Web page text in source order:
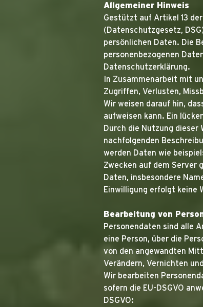
Allgemeiner Hinweis
Gestützt auf Artikel 13
(Datenschutzgesetz,
persönlichen Daten. Die
personenbezogenen
Datenschutzerklärung.
In Zusammenarbeit mit
Zugriffen, Verlusten,
Wir weisen darauf hin,
aufweisen kann. Ein
Durch die Nutzung dieser
nachfolgenden
werden Daten wie
Zwecken auf dem Server
Daten, insbesondere
Einwilligung erfolgt keine
Bearbeitung von
Personendaten sind alle
eine Person, über die
von den angewandten
Verändern, Vernichten
Wir bearbeiten
sofern die EU-DSGVO
DSGVO: